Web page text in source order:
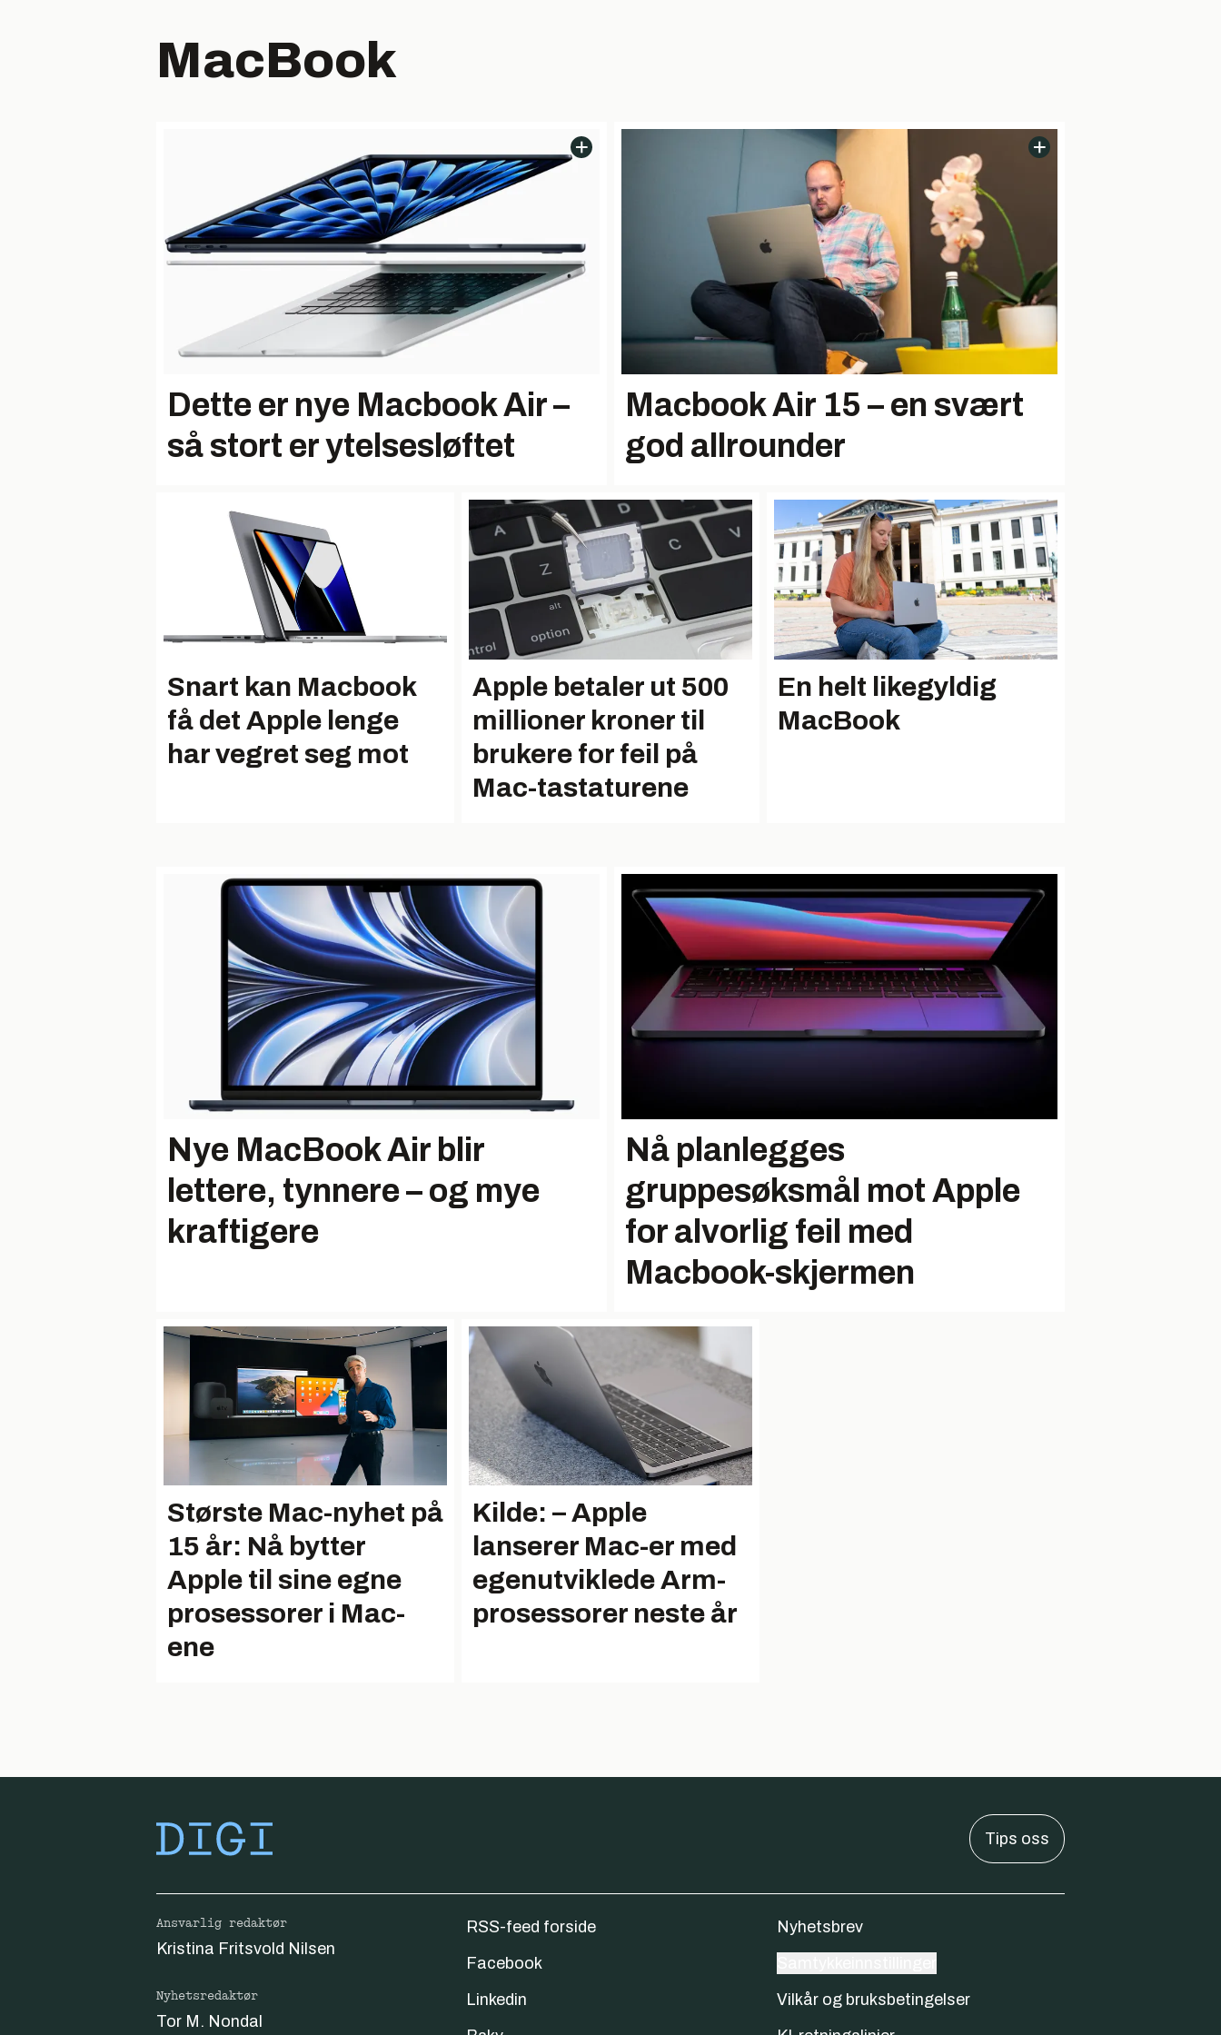
MacBook
Dette er nye Macbook Air –
så stort er ytelsesløftet
Macbook Air 15 – en svært
god allrounder
Snart kan Macbook
få det Apple lenge
har vegret seg mot
Apple betaler ut 500
millioner kroner til
brukere for feil på
Mac-tastaturene
En helt likegyldig
MacBook
Nye MacBook Air blir
lettere, tynnere – og mye
kraftigere
Nå planlegges
gruppesøksmål mot Apple
for alvorlig feil med
Macbook-skjermen
Største Mac-nyhet på
15 år: Nå bytter
Apple til sine egne
prosessorer i Mac-
ene
Kilde: – Apple
lanserer Mac-er med
egenutviklede Arm-
prosessorer neste år
Tips oss
Ansvarlig redaktør
Kristina Fritsvold Nilsen
Nyhetsredaktør
Tor M. Nondal
RSS-feed forside
Facebook
Linkedin
Nyhetsbrev
Vilkår og bruksbetingelser